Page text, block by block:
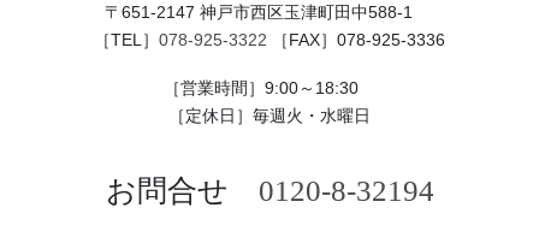
〒651-2147 神戸市西区玉津町田中588-1
［TEL］ 078-925-3322 ［FAX］078-925-3336
［営業時間］9:00～18:30
［定休日］毎週火・水曜日
お問合せ 0120-8-32194